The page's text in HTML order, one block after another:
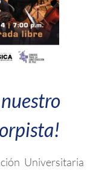
Universitaria